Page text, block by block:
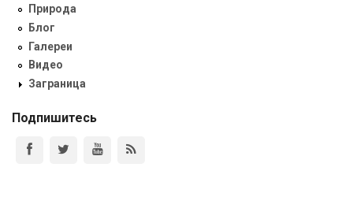
Природа
Блог
Галереи
Видео
Заграница
Подпишитесь